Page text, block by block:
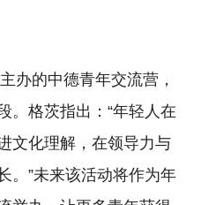
办的中德青年交流营，
。格茨指出：“年轻人在
文化理解，在领导力与
。”未来该活动将作为年